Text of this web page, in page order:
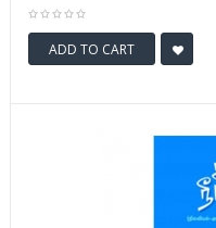
ADD TO CART